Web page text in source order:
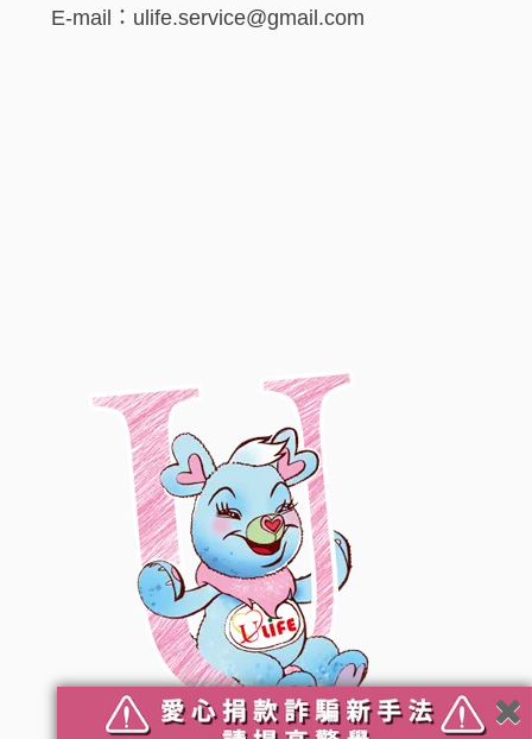
E-mail：ulife.service@gmail.com